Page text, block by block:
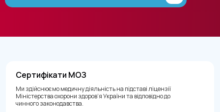
Сертифікати МОЗ
Ми здійснюємо медичну діяльність на підставі ліцензії
Міністерства охорони здоров’я України та відповідно до
чинного законодавства.